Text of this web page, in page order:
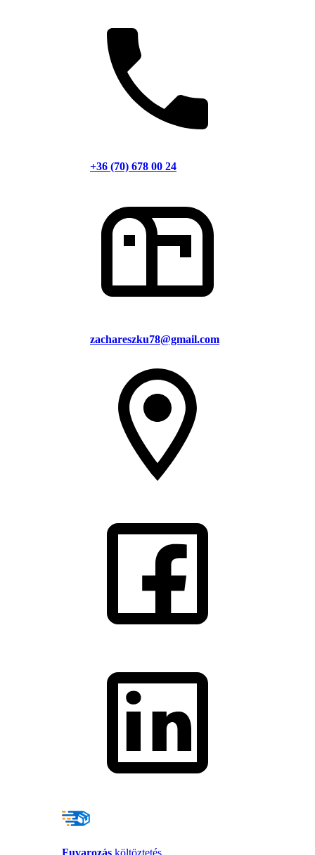
+36 (70) 678 00 24
zachareszku78@gmail.com
Fuvarozás költöztetés